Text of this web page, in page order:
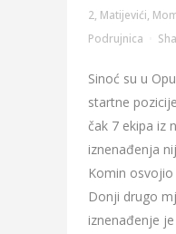
2, Matijevići,
Podrujnica
Sinoć su u
startne
čak 7 ekipa iz
iznenađenja
Komin
Donji drugo
iznenađenje